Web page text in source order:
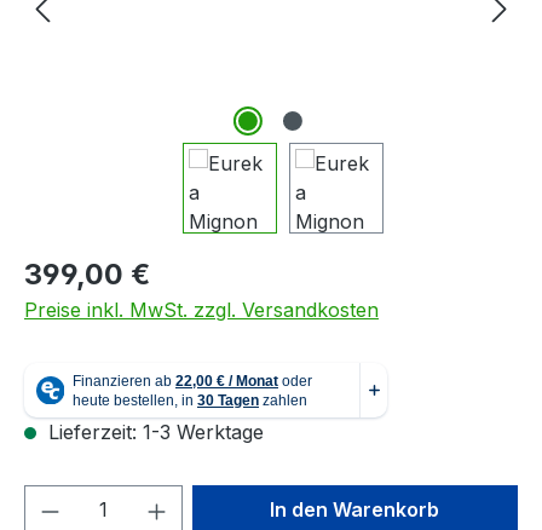
Regulärer Preis:
399,00 €
Preise inkl. MwSt. zzgl. Versandkosten
Lieferzeit: 1-3 Werktage
Produkt Anzahl: Gib denIn den Warenkorb